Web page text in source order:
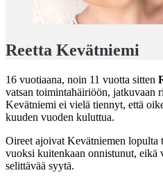
Reetta Kevätniemi
16 vuotiaana, noin 11 vuotta sitten
vatsan toimintahäiriöön, jatkuvaan
Kevätniemi ei vielä tiennyt, että
kuuden vuoden kuluttua.
Oireet ajoivat Kevätniemen lopulta
vuoksi kuitenkaan onnistunut,
selittävää syytä.